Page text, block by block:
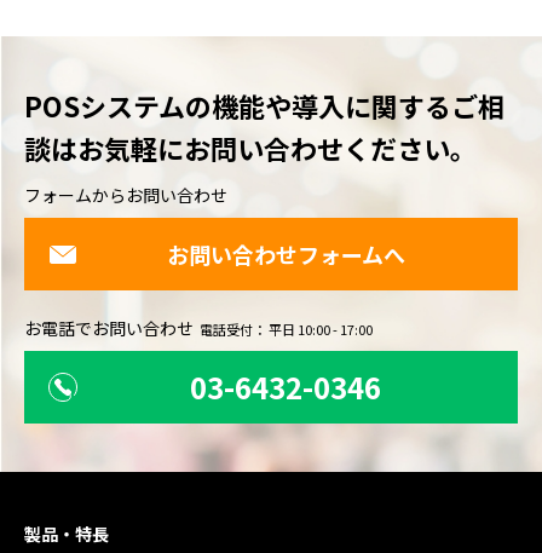
POSシステムの機能や導入に関するご相
談はお気軽にお問い合わせください。
フォームからお問い合わせ
お問い合わせフォームへ
お電話でお問い合わせ 電話受付： 平日 10:00 - 17:00
03-6432-0346
製品・特長